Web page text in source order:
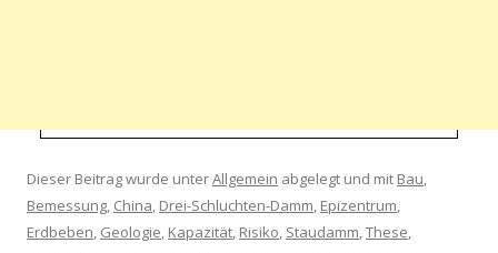
Dieser Beitrag wurde unterAllgemein abgelegt und mit Bau,
Bemessung, China, Drei-Schluchten-Damm, Epizentrum,
Erdbeben, Geologie, Kapazität, Risiko, Staudamm,These,